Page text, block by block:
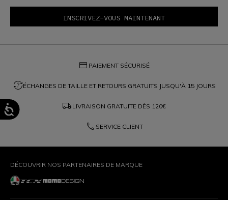
credit_card PAIEMENT SÉCURISÉ
question_exchangeÉCHANGES DE TAILLE ET RETOURS GRATUITS JUSQU'À 15 JOURS
local_shipping LIVRAISON GRATUITE DÈS 120€
phone SERVICE CLIENT
DÉCOUVRIR NOS PARTENAIRES DE MARQUE